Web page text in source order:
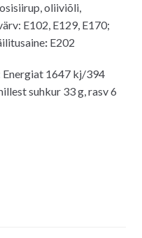
oliiviõli,
E102, E129, E170;
:E202
Energiat 1647 kj/394
suhkur 33 g, rasv 6